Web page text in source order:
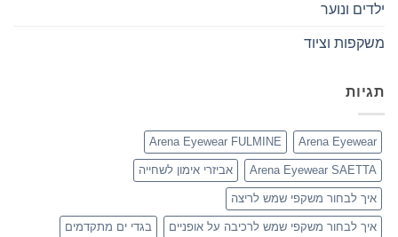
ילדים ונוער
משקפות וציוד
תגיות
Arena Eyewear
Arena Eyewear FULMINE
Arena Eyewear SAETTA אביזרי אימון לשחייה
איך לבחור משקפי שמש לריצה
איך לבחור משקפי שמש לרכיבה על אופניים בגדי ים מתקדמים